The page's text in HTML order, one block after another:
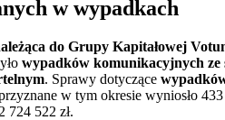
w wypadkach
do Grupy Kapitałowej
wypadków komunikacyjnych ze
. Sprawy dotyczące
w tym okresie wyniosło
724 522 zł.